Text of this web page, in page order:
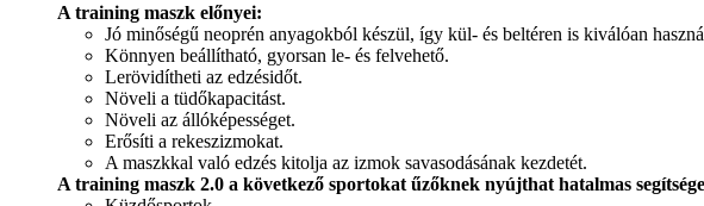
A training maszk előnyei:
Jó minőségű neoprén anyagokból készül, így kül- és beltéren is kiválóan
Könnyen beállítható, gyorsan le- és felvehető.
Lerövidítheti az edzésidőt.
Növeli a tüdőkapacitást.
Növeli az állóképességet.
Erősíti a rekeszizmokat.
A maszkkal való edzés kitolja az izmok savasodásának kezdetét.
A training maszk 2.0 a következő sportokat űzőknek nyújthat hatalmas